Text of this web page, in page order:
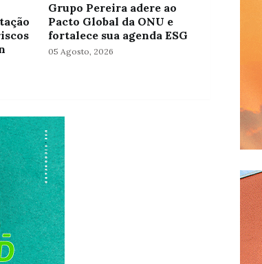
Grupo Pereira adere ao
Pacto Global da ONU e
fortalece sua agenda ESG
05 Agosto, 2026